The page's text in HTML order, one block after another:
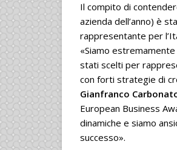
Il compito di
azienda dell’anno) è
rappresentante per
«Siamo
stati scelti per
con forti strategie di
Gianfranco
European Business
dinamiche e siamo
successo».